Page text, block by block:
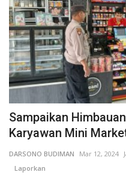
Sampaikan
Karyawan Mini
DARSONO BUDIMAN Mar 12, 2024
Laporkan